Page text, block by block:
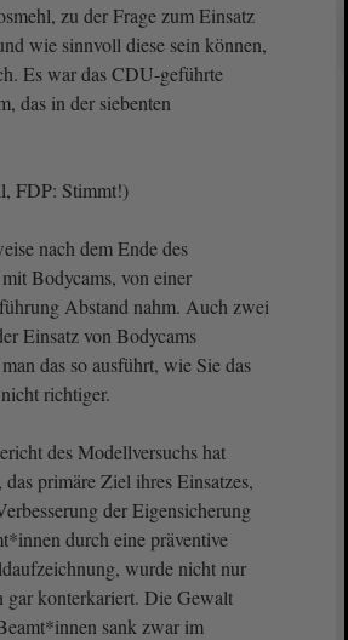
zu der Frage zum Einsatz
wie sinnvoll diese sein können,
Es war das CDU-geführte
das in der siebenten
FDP: Stimmt!)
nach dem Ende des
Bodycams, von einer
Abstand nahm. Auch zwei
Einsatz von Bodycams
das so ausführt, wie Sie das
richtiger.
des Modellversuchs hat
primäre Ziel ihres Einsatzes,
der Eigensicherung
durch eine präventive
wurde nicht nur
gar konterkariert. Die Gewalt
sank zwar im